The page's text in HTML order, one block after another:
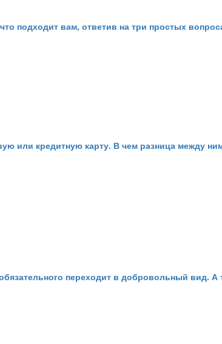
подходит вам, ответив на три простых
или кредитную карту. В чем разница между
переходит в добровольный вид.